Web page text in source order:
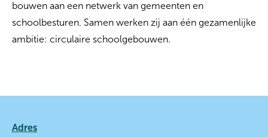
bouwen aan een netwerk van gemeenten en
schoolbesturen. Samen werken zij aan één gezamenlijke
ambitie: circulaire schoolgebouwen.
Contactinformatie
Adres